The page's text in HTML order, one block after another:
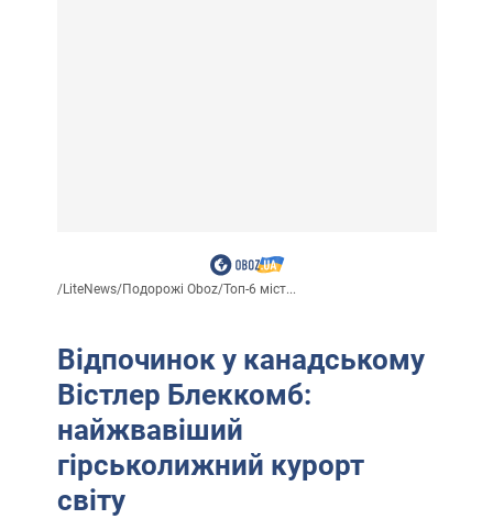
/LiteNews/Подорожі Oboz/Топ-6 міст...
Відпочинок у канадському
Вістлер Блеккомб:
найжвавіший
гірськолижний курорт
світу